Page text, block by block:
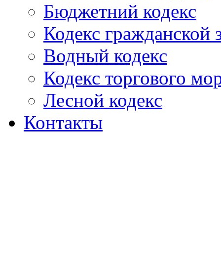
Бюджетний кодекс
Кодекс гражданской
Водный кодекс
Кодекс торгового
Лесной кодекс
Контакты